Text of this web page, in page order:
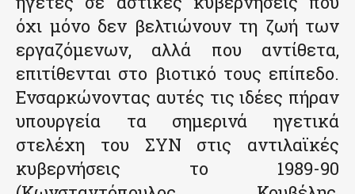
όχι μόνο δεν βελτιώνουν τη ζωή των
εργαζόμενων, αλλά που αντίθετα,
επιτίθενται στο βιοτικό τους επίπεδο.
Ενσαρκώνοντας αυτές τις ιδέες πήραν
υπουργεία τα σημερινά ηγετικά
στελέχη του ΣΥΝ στις αντιλαϊκές
κυβερνήσεις το 1989-90